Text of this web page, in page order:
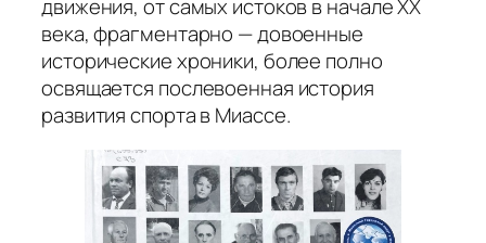
движения, от самых истоков в начале ХХ
века, фрагментарно — довоенные
исторические хроники, более полно
освящается послевоенная история
развития спорта в Миассе.